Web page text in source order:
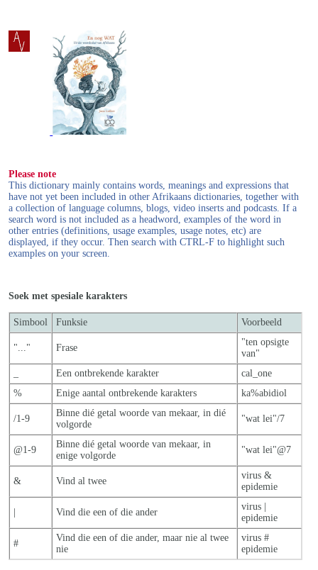
Please note
This dictionary mainly contains words, meanings and expressions that
have not yet been included in other Afrikaans dictionaries, together with
a collection of language columns, blogs, video inserts and podcasts. If a
search word is not included as a headword, examples of the word in
other entries (definitions, usage examples, usage notes, etc) are
displayed, if they occur. Then search with CTRL-F to highlight such
examples on your screen.
Soek met spesiale karakters
Simbool Funksie Voorbeeld
"..." Frase
"ten opsigte
van"
Een ontbrekende karakter
cal_one
%
Enige aantal ontbrekende karakters ka%abidiol
/1-9
Binne dié getal woorde van mekaar, in dié
volgorde
"wat lei"/7
@1-9
Binne dié getal woorde van mekaar, in
enige volgorde
"wat lei"@7
& Vind al twee
virus &
epidemie
Vind die een of die ander
virus |
epidemie
#
Vind die een of die ander, maar nie al twee
nie
virus #
epidemie